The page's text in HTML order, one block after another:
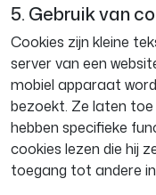
5. Gebruik van
Cookies zijn kleine
server van een
mobiel apparaat
bezoekt. Ze laten toe
hebben specifieke
cookies lezen die hij
toegang tot andere